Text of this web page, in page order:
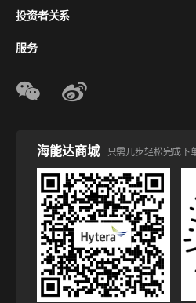
投资者关系
服务
海能达商城 只需几步轻松完成下